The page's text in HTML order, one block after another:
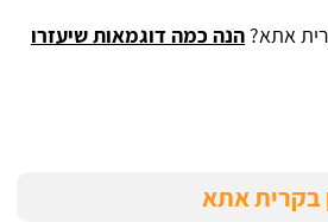
אתא? הנה כמה דוגמאות שיעזרו
בקרית אתא